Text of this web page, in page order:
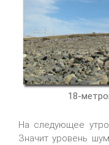
18-
На следующее
Значит уровень